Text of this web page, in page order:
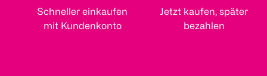
Schneller einkaufen
mit Kundenkonto
Jetzt kaufen, später
bezahlen